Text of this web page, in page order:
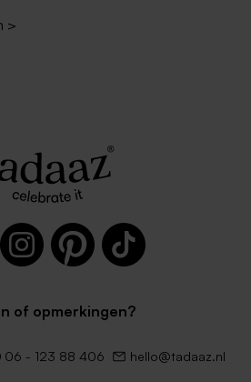
>
of opmerkingen?
06 - 123 88 406 hello@tadaaz.nl